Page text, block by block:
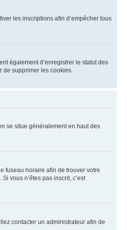
les inscriptions afin d’empêcher tous
également d’enregistrer le statut des
de supprimer les cookies.
se situe généralement en haut des
fuseau horaire afin de trouver votre
vous n’êtes pas inscrit, c’est
contacter un administrateur afin de